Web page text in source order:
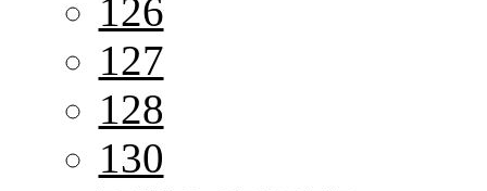
126
127
128
130